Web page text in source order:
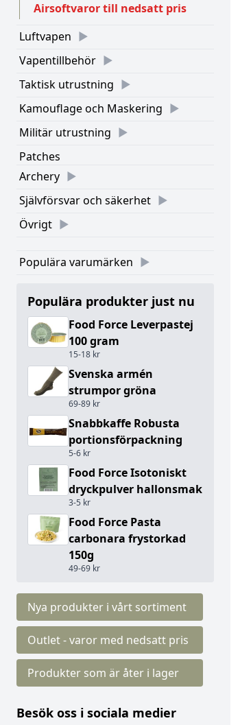
Airsoftvaror till nedsatt pris
Luftvapen
Vapentillbehör
Taktisk utrustning
Kamouflage och Maskering
Militär utrustning
Patches
Archery
Självförsvar och säkerhet
Övrigt
Populära varumärken
Populära produkter just nu
Food Force Leverpastej
100 gram
15-18 kr
Svenska armén
strumpor gröna
69-89 kr
Snabbkaffe Robusta
portionsförpackning
5-6 kr
Food Force Isotoniskt
dryckpulver hallonsmak
3-5 kr
Food Force Pasta
carbonara frystorkad
150g
49-69 kr
Nya produkter i vårt sortiment
Outlet - varor med nedsatt pris
Produkter som är åter i lager
Besök oss i sociala medier